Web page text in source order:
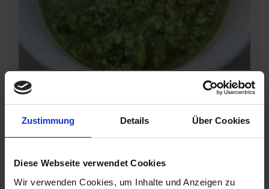
Zustimmung Details Über Cookies
Diese Webseite verwendet Cookies
Wir verwenden Cookies, um Inhalte und Anzeigen zu
Anzeigen für Portionen
ZUTATEN